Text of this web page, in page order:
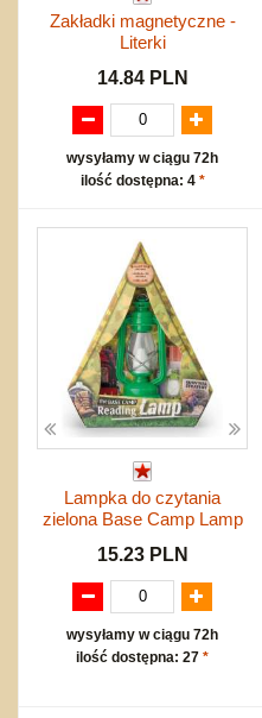
Zakładki magnetyczne -
Literki
14.84 PLN
wysyłamy w ciągu 72h
ilość dostępna: 4 *
Lampka do czytania
zielona Base Camp Lamp
15.23 PLN
wysyłamy w ciągu 72h
ilość dostępna: 27 *